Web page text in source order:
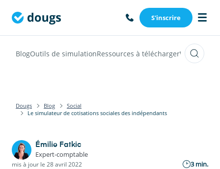
S'inscrire
BlogOutils de simulationRessources à téléchargerWebinars
Dougs Blog
Social
Le simulateur de cotisations sociales des indépendants
Émilie Fatkic
Expert-comptable
mis à jour le 28 avril 2022 3 min.